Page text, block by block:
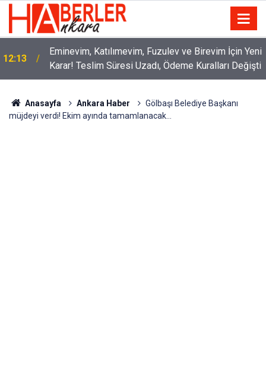
12:13
Eminevim, Katılımevim, Fuzulev ve Birevim İçin Yeni
Karar! Teslim Süresi Uzadı, Ödeme Kuralları Değişti
Anasayfa Ankara Haber
Gölbaşı Belediye Başkanı
müjdeyi verdi! Ekim ayında tamamlanacak...